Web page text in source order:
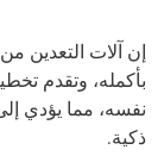
إن آلات التعدين من
بأكمله، وتقدم
نفسه، مما يؤدي
ذكية.